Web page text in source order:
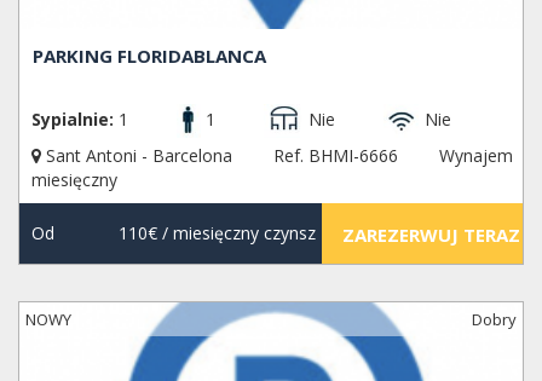
PARKING FLORIDABLANCA
Sypialnie: 1 1 Nie
Nie
Sant Antoni - Barcelona
Ref. BHMI-6666
Wynajem
miesięczny
Od 110€/ miesięczny czynsz ZAREZERWUJ TERAZ
NOWY Dobry